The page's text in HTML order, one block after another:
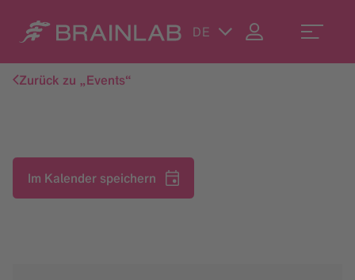
DE
Zurück zu „Events“
Im Kalender speichern